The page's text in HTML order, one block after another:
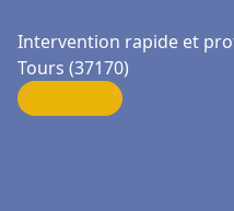
Intervention rapide et
Tours (37170)